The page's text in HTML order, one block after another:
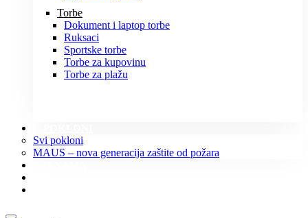
Torbe
Dokument i laptop torbe
Ruksaci
Sportske torbe
Torbe za kupovinu
Torbe za plažu
Svi pokloni
MAUS – nova generacija zaštite od požara